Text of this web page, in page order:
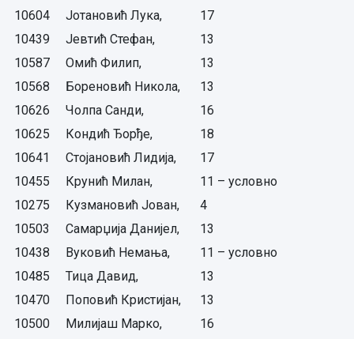
10604
Јотановић Лука,
17
10439
Јевтић Стефан,
13
10587
Омић Филип,
13
10568
Бореновић Никола,
13
10626
Чолпа Санди,
16
10625
Кондић Ђорђе,
18
10641
Стојановић Лидија,
17
10455
Крунић Милан,
11 – условно
10275
Кузмановић Јован,
4
10503
Самарџија Данијел,
13
10438
Вуковић Немања,
11 – условно
10485
Тица Давид,
13
10470
Поповић Кристијан,
13
10500
Милијаш Марко,
16